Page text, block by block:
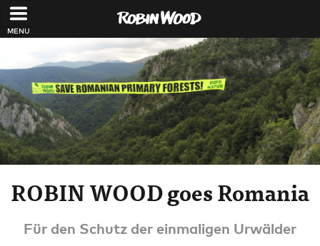
Direkt zum Inhalt
ROBIN WOOD goes Romania
Für den Schutz der einmaligen Urwälder